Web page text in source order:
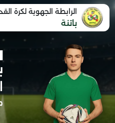
الرابطة الجهوية لكرة
باتنة